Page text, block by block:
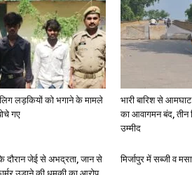
लड़कियों को भगाने के मामले
गए
भारी बारिश से आमघाट
का आवागमन बंद, तीन
उम्मीद
दौरान जेई से अभद्रता, जान से
मिर्जापुर में सब्जी व